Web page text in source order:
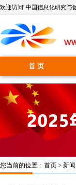
欢迎访问“中国信息化研究与
首 页
您当前的位置： 首页 > 新